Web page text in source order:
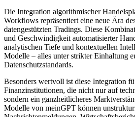
Die Integration algorithmischer
Workflows repräsentiert eine neue Ära
datengestützten Tradings. Diese
und Geschwindigkeit automatisierter
analytischen Tiefe und kontextuellen
Modelle – alles unter strikter Einhaltung
Datenschutzstandards.
Besonders wertvoll ist diese Integration
Finanzinstitutionen, die nicht nur auf
sondern ein ganzheitlicheres
Modelle von meinGPT können